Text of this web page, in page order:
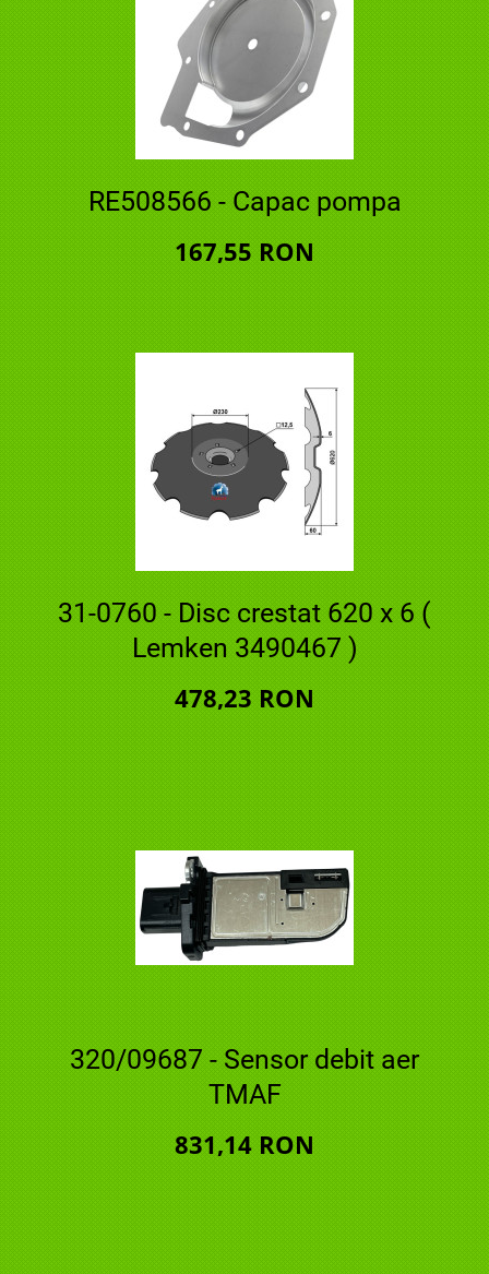
RE508566 - Capac pompa
167,55 RON
31-0760 - Disc crestat 620 x 6 (
Lemken 3490467 )
478,23 RON
320/09687 - Sensor debit aer
TMAF
831,14 RON